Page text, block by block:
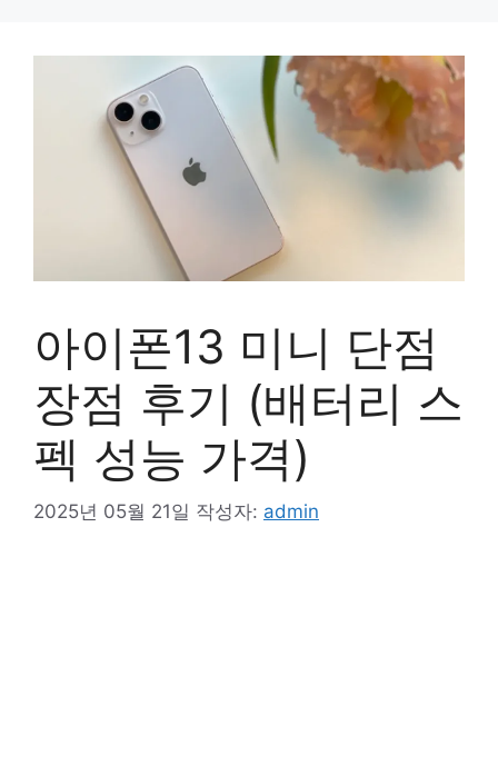
아이폰13 미니 단점
장점 후기 (배터리 스
펙 성능 가격)
2025년 05월 21일 작성자: admin